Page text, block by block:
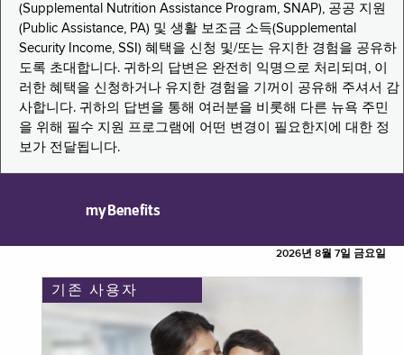
(Supplemental Nutrition Assistance Program, SNAP), 공공 지원
(Public Assistance, PA) 및 생활 보조금 소득(Supplemental
Security Income, SSI) 혜택을 신청 및/또는 유지한 경험을 공유하
도록 초대합니다. 귀하의 답변은 완전히 익명으로 처리되며, 이
러한 혜택을 신청하거나 유지한 경험을 기꺼이 공유해 주셔서 감
사합니다. 귀하의 답변을 통해 여러분을 비롯해 다른 뉴욕 주민
을 위해 필수 지원 프로그램에 어떤 변경이 필요한지에 대한 정
보가 전달됩니다.
myBenefits
2026년 8월 7일 금요일
기존 사용자